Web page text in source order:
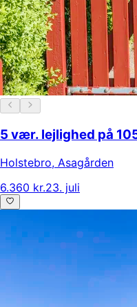
5 vær. lejlighed på
Holstebro, Asagården
6.360 kr.23. juli